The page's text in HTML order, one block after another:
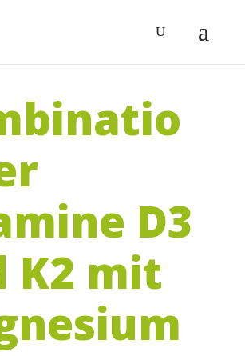
D3
K2 mit